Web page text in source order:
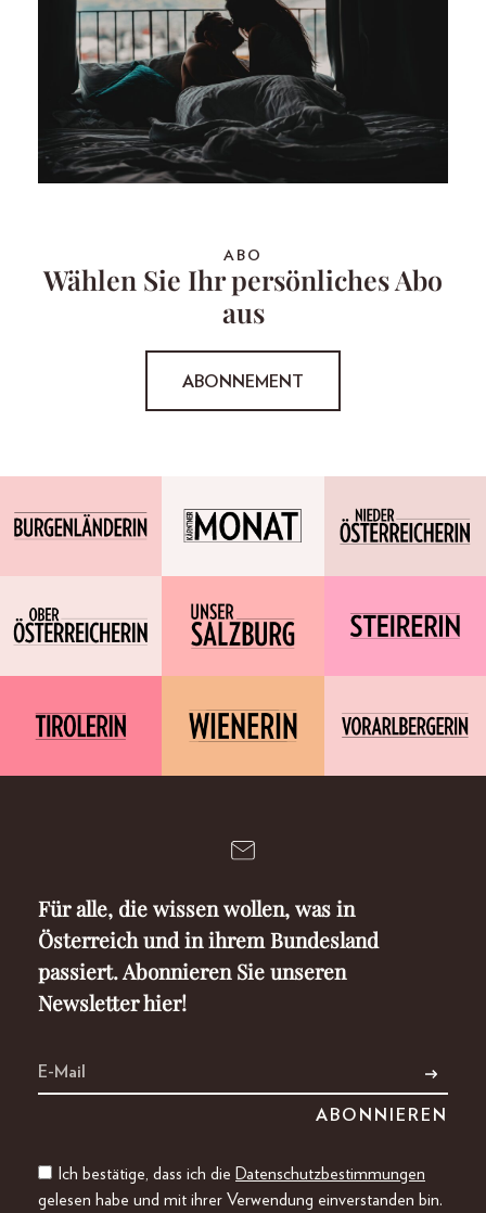
ABO
Wählen Sie Ihr persönliches Abo
aus
ABONNEMENT
Für alle, die wissen wollen, was in
Österreich und in ihrem Bundesland
passiert. Abonnieren Sie unseren
Newsletter hier!
Ich bestätige, dass ich die Datenschutzbestimmungen
gelesen habe und mit ihrer Verwendung einverstanden bin.